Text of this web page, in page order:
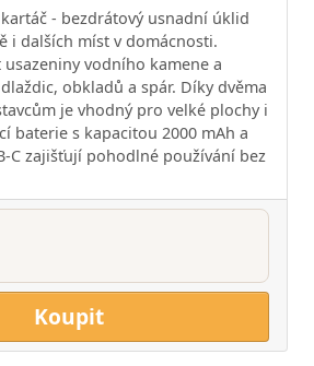
- bezdrátový usnadní úklid
i dalších míst v domácnosti.
vodního kamene a
obkladů a spár. Díky dvěma
je vhodný pro velké plochy i
baterie s kapacitou 2000 mAh a
C zajišťují pohodlné používání bez
Koupit